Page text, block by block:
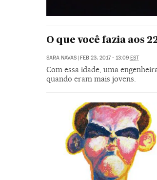
O que você fazia aos
SARA NAVAS FEB 23, 2017 - 13:09 EST
Com essa idade, uma
quando eram mais jovens.